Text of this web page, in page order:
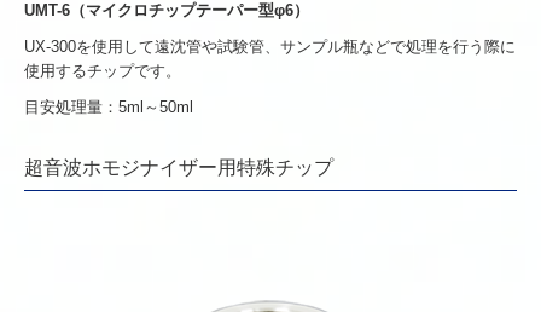
UMT-6（マイクロチップテーパー型φ6）
UX-300を使用して遠沈管や試験管、サンプル瓶などで処理を行う際に
使用するチップです。
目安処理量：5ml～50ml
超音波ホモジナイザー用特殊チップ